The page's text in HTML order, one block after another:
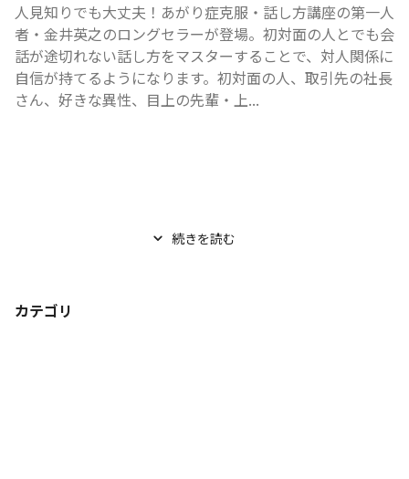
人見知りでも大丈夫！あがり症克服・話し方講座の第一人
者・金井英之のロングセラーが登場。初対面の人とでも会
話が途切れない話し方をマスターすることで、対人関係に
自信が持てるようになります。初対面の人、取引先の社長
さん、好きな異性、目上の先輩・上...
続きを読む
カテゴリ